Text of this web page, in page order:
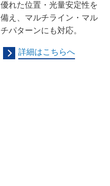
優れた位置・光量安定性を
備え、マルチライン・マル
チパターンにも対応。
詳細はこちらへ